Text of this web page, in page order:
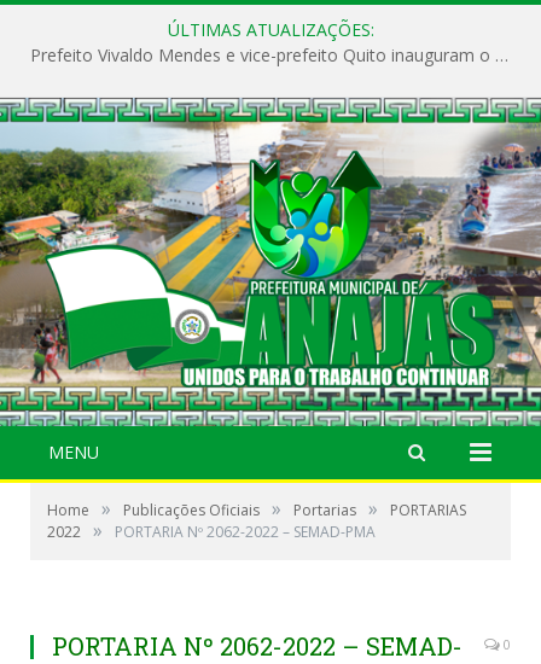
ÚLTIMAS ATUALIZAÇÕES:
Prefeito Vivaldo Mendes e vice-prefeito Quito inauguram o CAPS e fortalecem a saúde pública em Anajás.
MENU
Home » Publicações Oficiais » Portarias »
PORTARIAS
2022 » PORTARIA Nº 2062-2022 – SEMAD-PMA
PORTARIA Nº 2062-2022 – SEMAD-
0